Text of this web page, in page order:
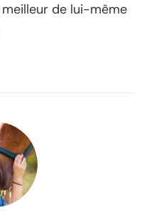
de lui-même